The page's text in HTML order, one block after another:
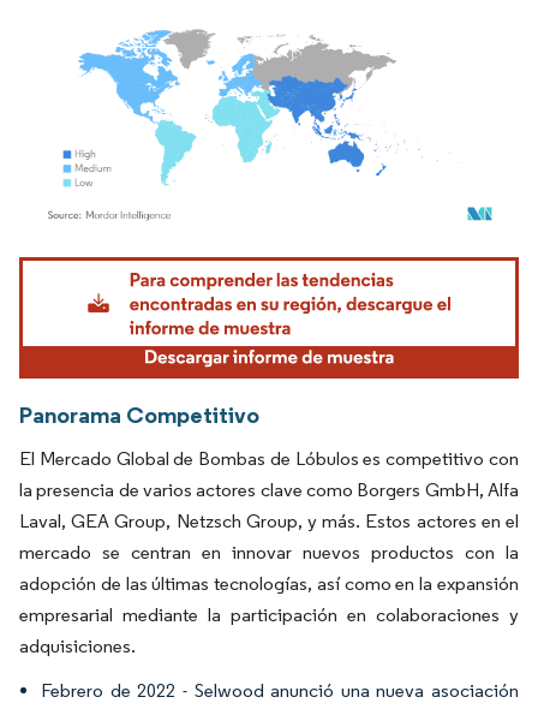
Imagen © Mordor Intelligence. El uso requiere atribución según CC BY 4.0.
Panorama Competitivo
El Mercado Global de Bombas de Lóbulos es competitivo con
la presencia de varios actores clave como Borgers GmbH, Alfa
Laval, GEA Group, Netzsch Group, y más. Estos actores en el
mercado se centran en innovar nuevos productos con la
adopción de las últimas tecnologías, así como en la expansión
empresarial mediante la participación en colaboraciones y
adquisiciones.
Febrero de 2022 - Selwood anunció una nueva asociación